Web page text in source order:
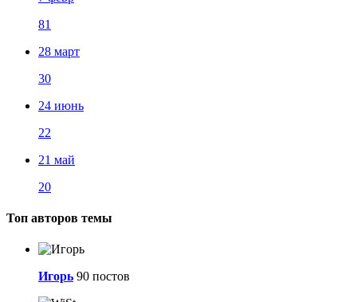
81
28 март
30
24 июнь
22
21 май
20
Топ авторов темы
Игорь 90 постов